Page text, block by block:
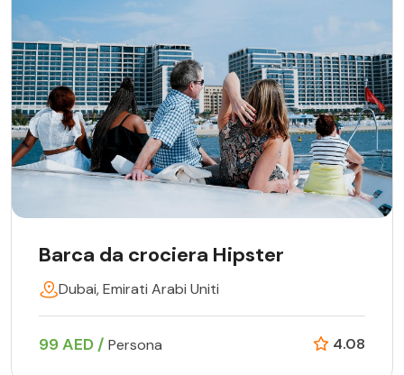
Barca da crociera Hipster
Dubai, Emirati Arabi Uniti
99 AED / Persona 4.08